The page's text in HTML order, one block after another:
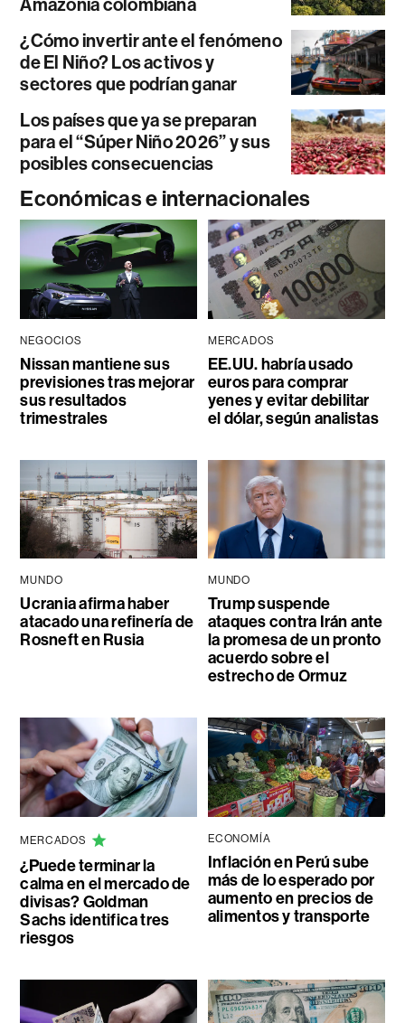
¿Cómo invertir ante el fenómeno
de El Niño? Los activos y
sectores que podrían ganar
Los países que ya se preparan
para el “Súper Niño 2026” y sus
posibles consecuencias
Económicas e internacionales
NEGOCIOS
Nissan mantiene sus
previsiones tras mejorar
sus resultados
trimestrales
MERCADOS
EE.UU. habría usado
euros para comprar
yenes y evitar debilitar
el dólar, según analistas
MUNDO
Ucrania afirma haber
atacado una refinería de
Rosneft en Rusia
MUNDO
Trump suspende
ataques contra Irán ante
la promesa de un pronto
acuerdo sobre el
estrecho de Ormuz
MERCADOS
¿Puede terminar la
calma en el mercado de
divisas? Goldman
Sachs identifica tres
riesgos
ECONOMÍA
Inflación en Perú sube
más de lo esperado por
aumento en precios de
alimentos y transporte